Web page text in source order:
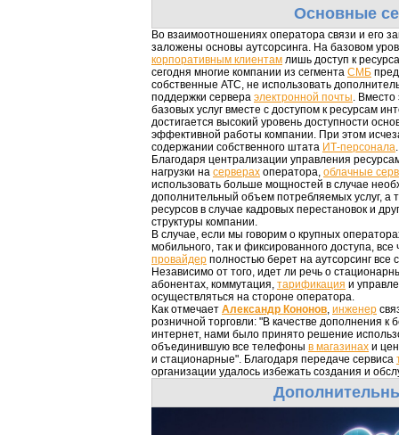
Основные
Во взаимоотношениях оператора связи и его
заложены основы аутсорсинга. На базовом
корпоративным клиентам лишь доступ к
сегодня многие компании из сегмента СМБ
собственные АТС, не использовать
поддержки сервера электронной почты. Вместо
базовых услуг вместе с доступом к ресурсам
достигается высокий уровень доступности
эффективной работы компании. При этом
содержании собственного штата ИТ-персонала.
Благодаря централизации управления
нагрузки на серверах оператора, облачные
использовать больше мощностей в случае
дополнительный объем потребляемых услуг, а
ресурсов в случае кадровых перестановок и
структуры компании.
В случае, если мы говорим о крупных
мобильного, так и фиксированного доступа,
провайдер полностью берет на аутсорсинг
Независимо от того, идет ли речь о
абонентах, коммутация, тарификация и
осуществляться на стороне оператора.
Как отмечает Александр Кононов, инженер
розничной торговли: "В качестве дополнения к
интернет, нами было принято решение
объединившую все телефоны в магазинах и
и стационарные". Благодаря передаче сервиса
организации удалось избежать создания и